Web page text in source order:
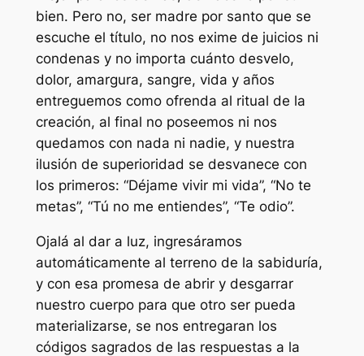
bien. Pero no, ser madre por santo que se
escuche el título, no nos exime de juicios ni
condenas y no importa cuánto desvelo,
dolor, amargura, sangre, vida y años
entreguemos como ofrenda al ritual de la
creación, al final no poseemos ni nos
quedamos con nada ni nadie, y nuestra
ilusión de superioridad se desvanece con
los primeros: “Déjame vivir mi vida”, “No te
metas”, “Tú no me entiendes”, “Te odio”.
Ojalá al dar a luz, ingresáramos
automáticamente al terreno de la sabiduría,
y con esa promesa de abrir y desgarrar
nuestro cuerpo para que otro ser pueda
materializarse, se nos entregaran los
códigos sagrados de las respuestas a la